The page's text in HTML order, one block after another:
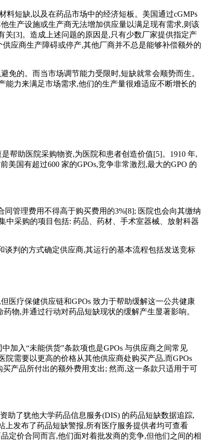
短缺,以及在药品市场中的经济短板。美国通过cGMPs
生产设施或生产商无法增加供应量以满足现有需求,则该
[3]。造成上述问题的原因是,只有少数厂家提供指定产
应商生产障碍或停产,其他厂商并不总是能够补偿额外的
免的。而当市场调节能力受限时,短缺就常会顺势而生。
能力来满足市场需求,他们的生产量很难适应不断增长的
帮助医院采购物资,为医院和患者创造价值[5]。1910 年,
国有超过600 家的GPOs,竞争非常激烈,最大的GPO 的
管理费用不得高于购买费用的3%[8]; 医院也会向其缴纳
中采购的项目包括: 药品、药材、手术室器械、放射科器
谈判的方式确定供应商,其运行的基本流程包括发送竞标
医疗保健供应链和GPOs 致力于帮助缓解这一公共健康
物,并通过行动对药品短缺现状的缓解产生显著影响。
加入“未能供货”条款项也是GPOs 与供应商之间常见
需要以更高的价格从其他供应商处购买产品,而GPOs
产品所付出的额外费用支出; 然而,这一条款只适用于可
助了犹他大学药品信息服务(DIS) 的药品短缺数据追踪,
上发布了药品短缺警报,所有医疗服务提供者均可查看
定价合同而言,他们面对着批发商的竞争,但他们之间的相